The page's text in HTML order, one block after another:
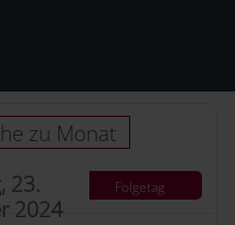
zu Monat
23.
2024
Folgetag